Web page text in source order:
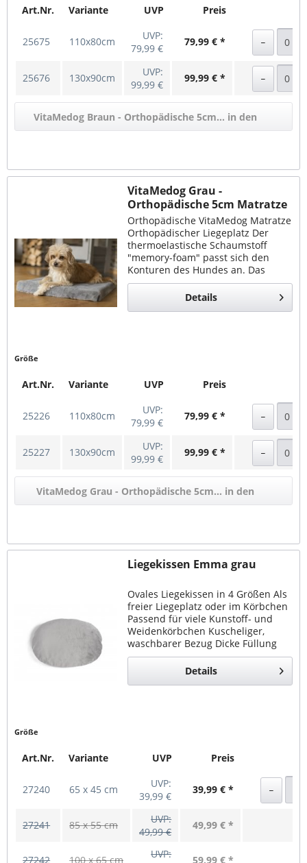
Art.Nr. Variante UVP Preis
25675 110x80cm
UVP:
79,99 €
79,99 € *
25676 130x90cm
UVP:
99,99 €
99,99 € *
VitaMedog Braun - Orthopädische 5cm... in den
VitaMedog Grau -
Orthopädische 5cm Matratze
Orthopädische VitaMedog Matratze
Orthopädischer Liegeplatz Der
thermoelastische Schaumstoff
"memory-foam" passt sich den
Konturen des Hundes an. Das
VitaMedog ist in sieben Größen
erhältlich. Gemütlich und
Details
Größe
Art.Nr. Variante UVP Preis
25226 110x80cm
UVP:
79,99 €
79,99 € *
25227 130x90cm
UVP:
99,99 €
99,99 € *
VitaMedog Grau - Orthopädische 5cm... in den
Liegekissen Emma grau
Ovales Liegekissen in 4 Größen Als
freier Liegeplatz oder im Körbchen
Passend für viele Kunstoff- und
Weidenkörbchen Kuscheliger,
waschbarer Bezug Dicke Füllung
aus Schaumstoffschnitzeln In
folgenden Größen erhältlich: 65x45,
Details
Größe
Art.Nr. Variante UVP Preis
27240 65 x 45 cm
UVP:
39,99 €
39,99 € *
27241 85 x 55 cm
UVP:
49,99 €
49,99 € *
27242 100 x 65 cm
UVP:
59,99 € *